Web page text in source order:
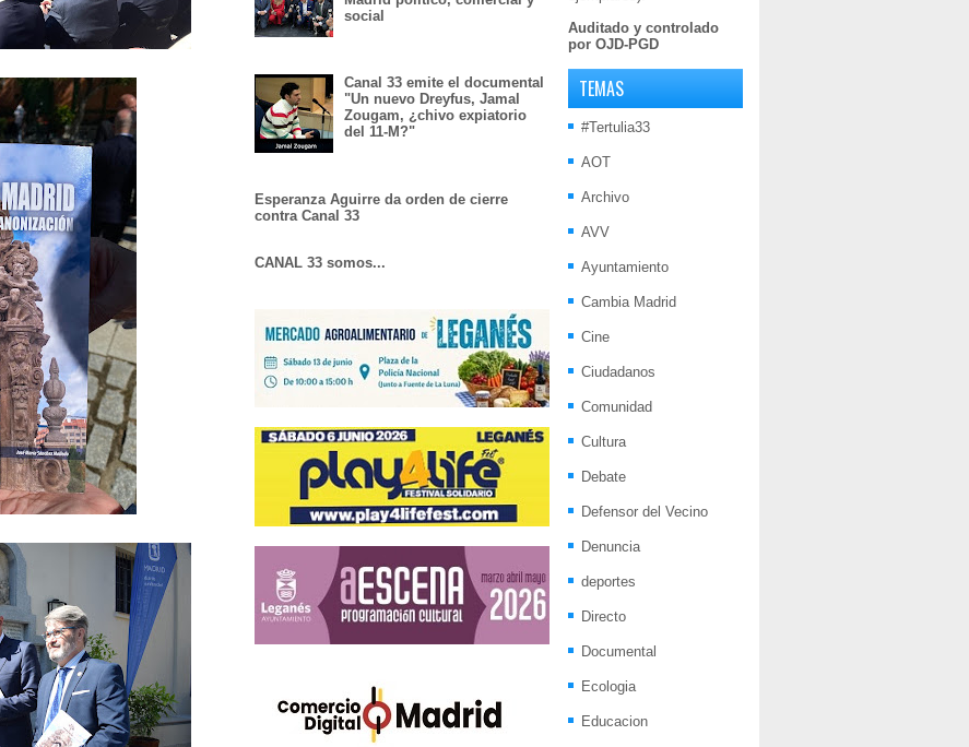
social
Canal 33 emite el documental
"Un nuevo Dreyfus, Jamal
Zougam, ¿chivo expiatorio
del 11-M?"
Esperanza Aguirre da orden de cierre
contra Canal 33
CANAL 33 somos...
Auditado y controlado
por OJD-PGD
TEMAS
#Tertulia33
AOT
Archivo
AVV
Ayuntamiento
Cambia Madrid
Cine
Ciudadanos
Comunidad
Cultura
Debate
Defensor del Vecino
Denuncia
deportes
Directo
Documental
Ecologia
Educacion